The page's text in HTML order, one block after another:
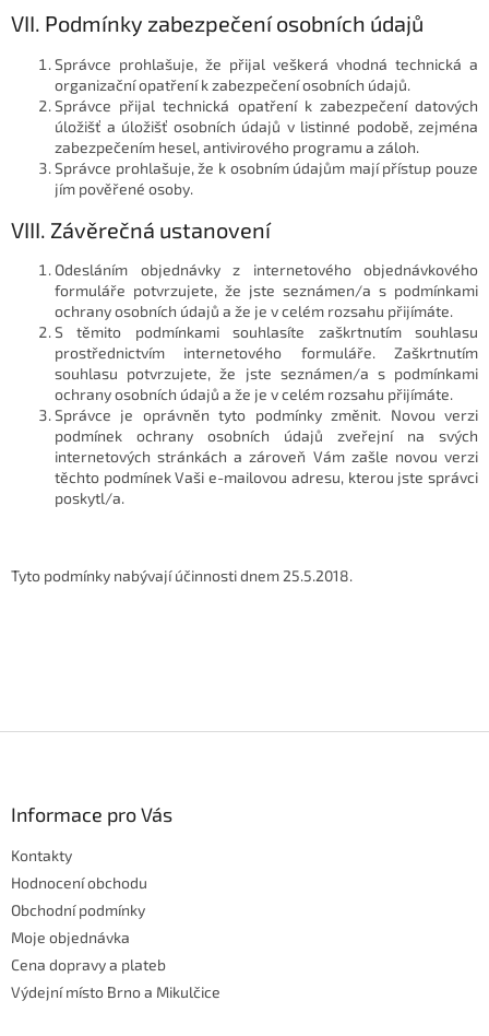
VII. Podmínky zabezpečení osobních údajů
Správce prohlašuje, že přijal veškerá vhodná technická a
organizační opatření k zabezpečení osobních údajů.
Správce přijal technická opatření k zabezpečení datových
úložišť a úložišť osobních údajů v listinné podobě, zejména
zabezpečením hesel, antivirového programu a záloh.
Správce prohlašuje, že k osobním údajům mají přístup pouze
jím pověřené osoby.
VIII. Závěrečná ustanovení
Odesláním objednávky z internetového objednávkového
formuláře potvrzujete, že jste seznámen/a s podmínkami
ochrany osobních údajů a že je v celém rozsahu přijímáte.
S těmito podmínkami souhlasíte zaškrtnutím souhlasu
prostřednictvím internetového formuláře. Zaškrtnutím
souhlasu potvrzujete, že jste seznámen/a s podmínkami
ochrany osobních údajů a že je v celém rozsahu přijímáte.
Správce je oprávněn tyto podmínky změnit. Novou verzi
podmínek ochrany osobních údajů zveřejní na svých
internetových stránkách a zároveň Vám zašle novou verzi
těchto podmínek Vaši e-mailovou adresu, kterou jste správci
poskytl/a.
Tyto podmínky nabývají účinnosti dnem 25.5.2018.
Informace pro Vás
Kontakty
Hodnocení obchodu
Obchodní podmínky
Moje objednávka
Cena dopravy a plateb
Výdejní místo Brno a Mikulčice